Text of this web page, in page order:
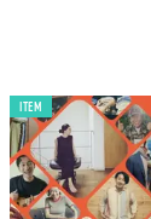
食がファッ
ファッション
を映し出す鏡の
は刺激的な夜遊
そして現代、卵
烈な競争となる
が、最もクール
ITEM